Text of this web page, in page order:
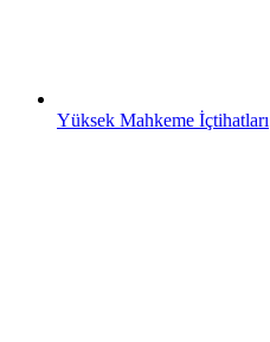
Yüksek Mahkeme İçtihatları